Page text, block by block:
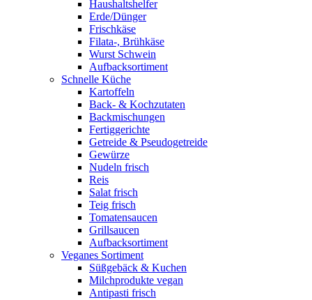
Haushaltshelfer
Erde/Dünger
Frischkäse
Filata-, Brühkäse
Wurst Schwein
Aufbacksortiment
Schnelle Küche
Kartoffeln
Back- & Kochzutaten
Backmischungen
Fertiggerichte
Getreide & Pseudogetreide
Gewürze
Nudeln frisch
Reis
Salat frisch
Teig frisch
Tomatensaucen
Grillsaucen
Aufbacksortiment
Veganes Sortiment
Süßgebäck & Kuchen
Milchprodukte vegan
Antipasti frisch